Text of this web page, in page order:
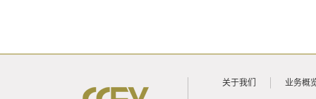
关于我们 业务概